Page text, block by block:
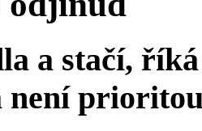
a stačí,
není